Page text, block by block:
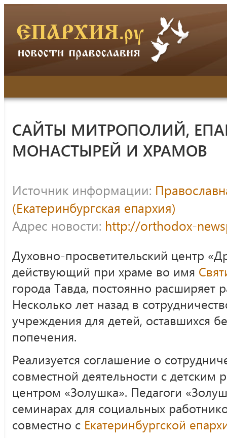
САЙТЫ МИТРОПОЛИЙ,
МОНАСТЫРЕЙ И ХРАМОВ
Источник информации:
(Екатеринбургская епархия)
Адрес новости: http://orthodox-
Духовно-просветительский центр
действующий при храме во имя
города Тавда, постоянно расширяет
Несколько лет назад в
учреждения для детей, оставшихся
попечения.
Реализуется соглашение о
совместной деятельности с детским
центром «Золушка». Педагоги
семинарах для социальных
совместно с Екатеринбургской